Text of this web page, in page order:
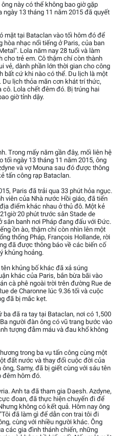
này có thể không bao giờ gặp
ngày 13 tháng 11 năm 2015 đã quyết
mặt tại Bataclan vào tối hôm đó để
hòa nhạc nổi tiếng ở Paris, của ban
Lola năm nay 28 tuổi và làm
cho trẻ em. Cô thậm chí còn thành
vẻ, dành phần lớn thời gian cho công
bất cứ khi nào có thể. Du lịch là một
lịch thỏa mãn cơn khát trí thức,
Lola chết đêm đó. Bị trúng hai
giờ tỉnh dậy.
Trong mấy năm gần đây, mối liên hệ
tối ngày 13 tháng 11 năm 2015, ông
và vợ Mouna sau đó được thông
tấn công rạp Bataclan.
Paris đã trải qua 33 phút hỏa ngục.
viên của Nhà nước Hồi giáo, đã tiến
điểm khác nhau ở thủ đô. Một kẻ
20 phút trước sân Stade de
sân banh nơi Pháp đang đấu với Đức.
ồn ào, thậm chí còn nhìn lên một
thống Pháp, François Hollande, rời
đã được thông báo về các biến cố
khủng hoảng.
khủng bố khác đã xả súng
khác của Paris, bắn bừa bãi vào
cà phê ngoài trời trên đường Rue de
de Charonne lúc 9.36 tối và cuộc
đã bị mắc kẹt.
đã ra tay tại Bataclan, nơi có 1,500
người đàn ông có vũ trang bước vào
tượng đẫm máu và đau khổ không
trong ba vụ tấn công cùng một
đất nước và thay đổi cuộc đời của
Samy, đã bị giết cùng với sáu tên
đêm hôm đó.
Anh ta đã tham gia Daesh. Azdyne,
đoan, đã thực hiện chuyến đi để
không có kết quả. Hôm nay ông
đã làm gì để dẫn con trai tôi đi
cùng với nhiều người khác. Ông
các gia đình thánh chiến, những